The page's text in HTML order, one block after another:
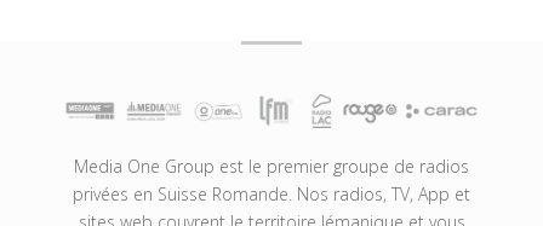
Media One Group est le premier groupe de radios
privées en Suisse Romande. Nos radios, TV, App et
sites web couvrent le territoire lémanique et vous